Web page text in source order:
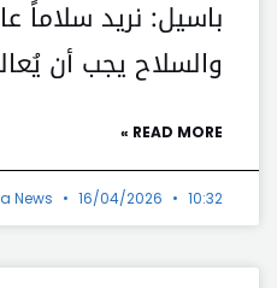
باسيل: نريد سلاماً
والسلاح يجب أن
READ MORE »
News 16/04/2026 10:32 ص